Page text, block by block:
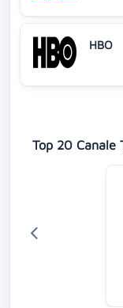
HBO
Top 20 Canale